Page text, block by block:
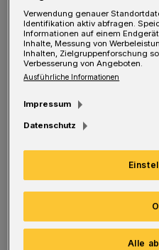
Wittensteinstraße aus
wanderte
Den Einsatzkräften
Turmfalken auf den
mit Hilfe eines
wohlbehalten zur
Verwendung genauer
Identifikation aktiv abfragen.
Informationen auf einem
Inhalte, Messung von
Inhalten, Zielgruppenforschung
Verbesserung von Angeboten.
Ausführliche Informationen
Impressum
Datenschutz
Alle